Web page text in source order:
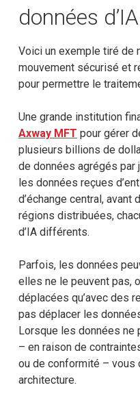
données d’IA
Voici un exemple tiré de
mouvement sécurisé et
pour permettre le
Une grande institution
Axway MFT pour gérer
plusieurs billions de
de données agrégés par
les données reçues
d’échange central,
régions distribuées,
d’IA différents.
Parfois, les données
elles ne le peuvent pas,
déplacées qu’avec des
pas déplacer les
Lorsque les données ne
– en raison de
ou de conformité – vous
architecture.